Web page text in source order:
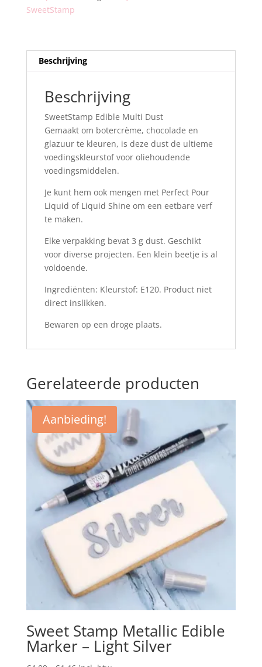
-SweetStamp
Beschrijving
Beschrijving
SweetStamp Edible Multi Dust
Gemaakt om botercrème, chocolade en
glazuur te kleuren, is deze dust de ultieme
voedingskleurstof voor oliehoudende
voedingsmiddelen.
Je kunt hem ook mengen met Perfect Pour
Liquid of Liquid Shine om een eetbare verf
te maken.
Elke verpakking bevat 3 g dust. Geschikt
voor diverse projecten. Een klein beetje is al
voldoende.
Ingrediënten: Kleurstof: E120. Product niet
direct inslikken.
Bewaren op een droge plaats.
Gerelateerde producten
Aanbieding!
Sweet Stamp Metallic Edible
Marker – Light Silver